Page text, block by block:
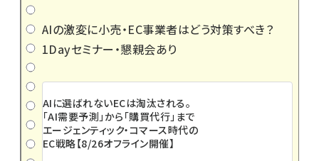
AIの激変に小売・EC事業者はどう対策すべき？
1Dayセミナー・懇親会あり
AIに選ばれないECは淘汰される。
「AI需要予測」から「購買代行」まで
エージェンティック・コマース時代の
EC戦略【8/26オフライン開催】